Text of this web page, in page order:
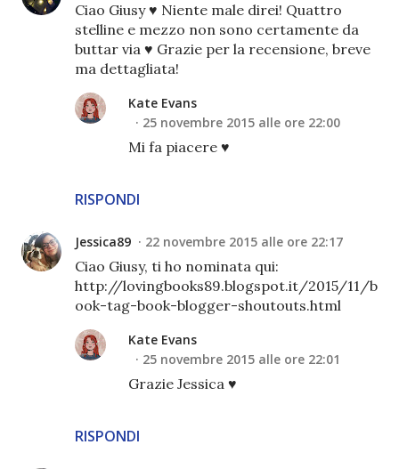
Ciao Giusy ♥ Niente male direi! Quattro
stelline e mezzo non sono certamente da
buttar via ♥ Grazie per la recensione, breve
ma dettagliata!
RISPONDI
Kate Evans
25 novembre 2015 alle ore 22:00
Mi fa piacere ♥
Jessica89 22 novembre 2015 alle ore 22:17
Ciao Giusy, ti ho nominata qui:
http://lovingbooks89.blogspot.it/2015/11/b
ook-tag-book-blogger-shoutouts.html
RISPONDI
Kate Evans
25 novembre 2015 alle ore 22:01
Grazie Jessica ♥